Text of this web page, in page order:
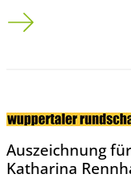
Kreislaufwirtschaft:
Auszeichnung
Katharina